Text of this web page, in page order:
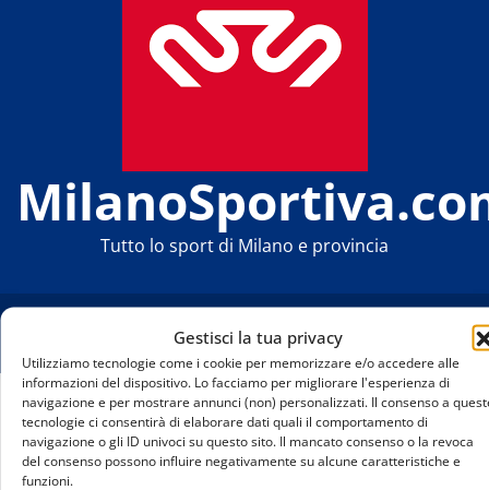
Gestisci la tua privacy
Utilizziamo tecnologie come i cookie per memorizzare e/o accedere alle
informazioni del dispositivo. Lo facciamo per migliorare l'esperienza di
navigazione e per mostrare annunci (non) personalizzati. Il consenso a
tecnologie ci consentirà di elaborare dati quali il comportamento di
navigazione o gli ID univoci su questo sito. Il mancato consenso o la revoca
del consenso possono influire negativamente su alcune caratteristiche e
funzioni.
Tutto lo sport di Milano e provincia
Home
Skate & Surf Film Festival Milano 2025: la nona
edizione promette emozioni uniche